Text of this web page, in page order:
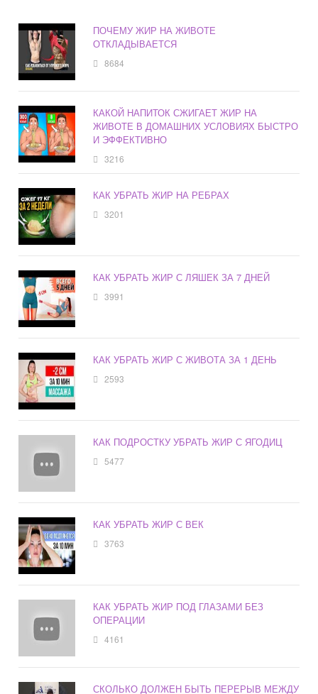
ПОЧЕМУ ЖИР НА ЖИВОТЕ
ОТКЛАДЫВАЕТСЯ
8684
КАКОЙ НАПИТОК СЖИГАЕТ ЖИР НА
ЖИВОТЕ В ДОМАШНИХ УСЛОВИЯХ БЫСТРО
И ЭФФЕКТИВНО
3216
КАК УБРАТЬ ЖИР НА РЕБРАХ
3201
КАК УБРАТЬ ЖИР С ЛЯШЕК ЗА 7 ДНЕЙ
3991
КАК УБРАТЬ ЖИР С ЖИВОТА ЗА 1 ДЕНЬ
2593
КАК ПОДРОСТКУ УБРАТЬ ЖИР С ЯГОДИЦ
5477
КАК УБРАТЬ ЖИР С ВЕК
3763
КАК УБРАТЬ ЖИР ПОД ГЛАЗАМИ БЕЗ
ОПЕРАЦИИ
4161
СКОЛЬКО ДОЛЖЕН БЫТЬ ПЕРЕРЫВ МЕЖДУ